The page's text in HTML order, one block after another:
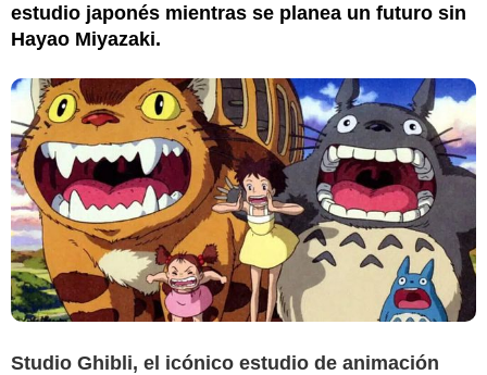
estudio japonés mientras se planea un futuro sin
Hayao Miyazaki.
Studio Ghibli, el icónico estudio de animación